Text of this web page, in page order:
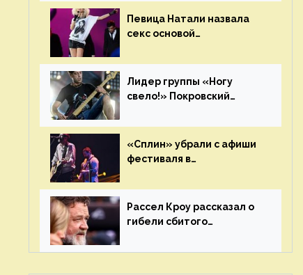
Певица Натали назвала
секс основой
Лидер группы «Ногу
свело!» Покровский
иноагента
«Сплин» убрали с афиши
фестиваля в
жалобы «Союза отцов»
Рассел Кроу рассказал о
гибели сбитого